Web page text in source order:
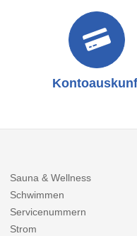
Sauna & Wellness
Schwimmen
Servicenummern
Strom